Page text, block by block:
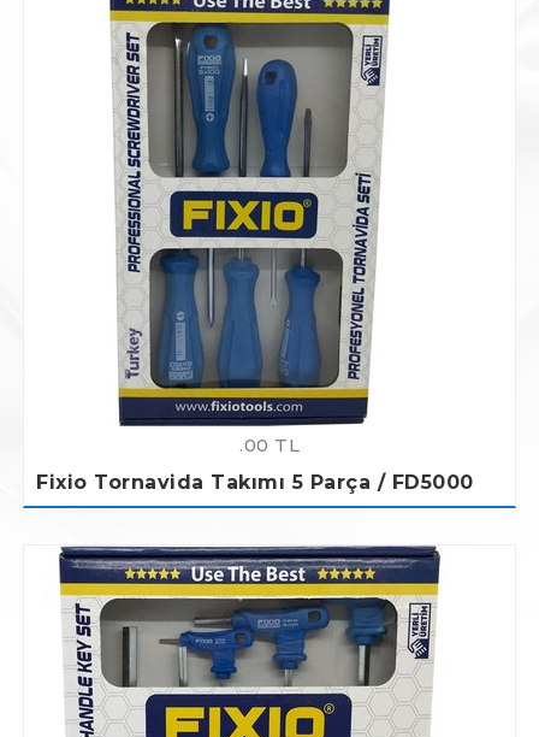
.00 TL
Fixio Tornavida Takımı 5 Parça / FD5000